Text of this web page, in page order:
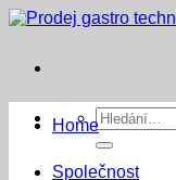
Přeskočit
Hledat:
Home
Společnost